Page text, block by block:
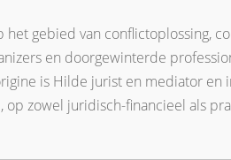
gebied van conflictoplossing,
en doorgewinterde
is Hilde jurist en mediator en
zowel juridisch-financieel als